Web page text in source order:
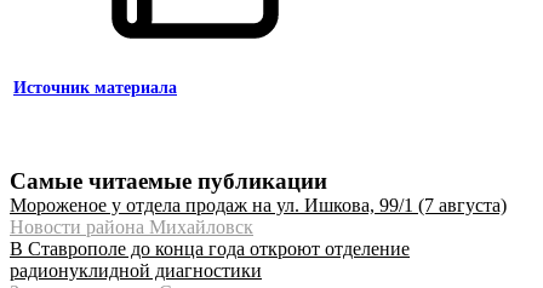
Источник материала
Самые читаемые публикации
Мороженое у отдела продаж на ул. Ишкова, 99/1 (7 августа)
Новости района Михайловск
В Ставрополе до конца года откроют отделение
радионуклидной диагностики